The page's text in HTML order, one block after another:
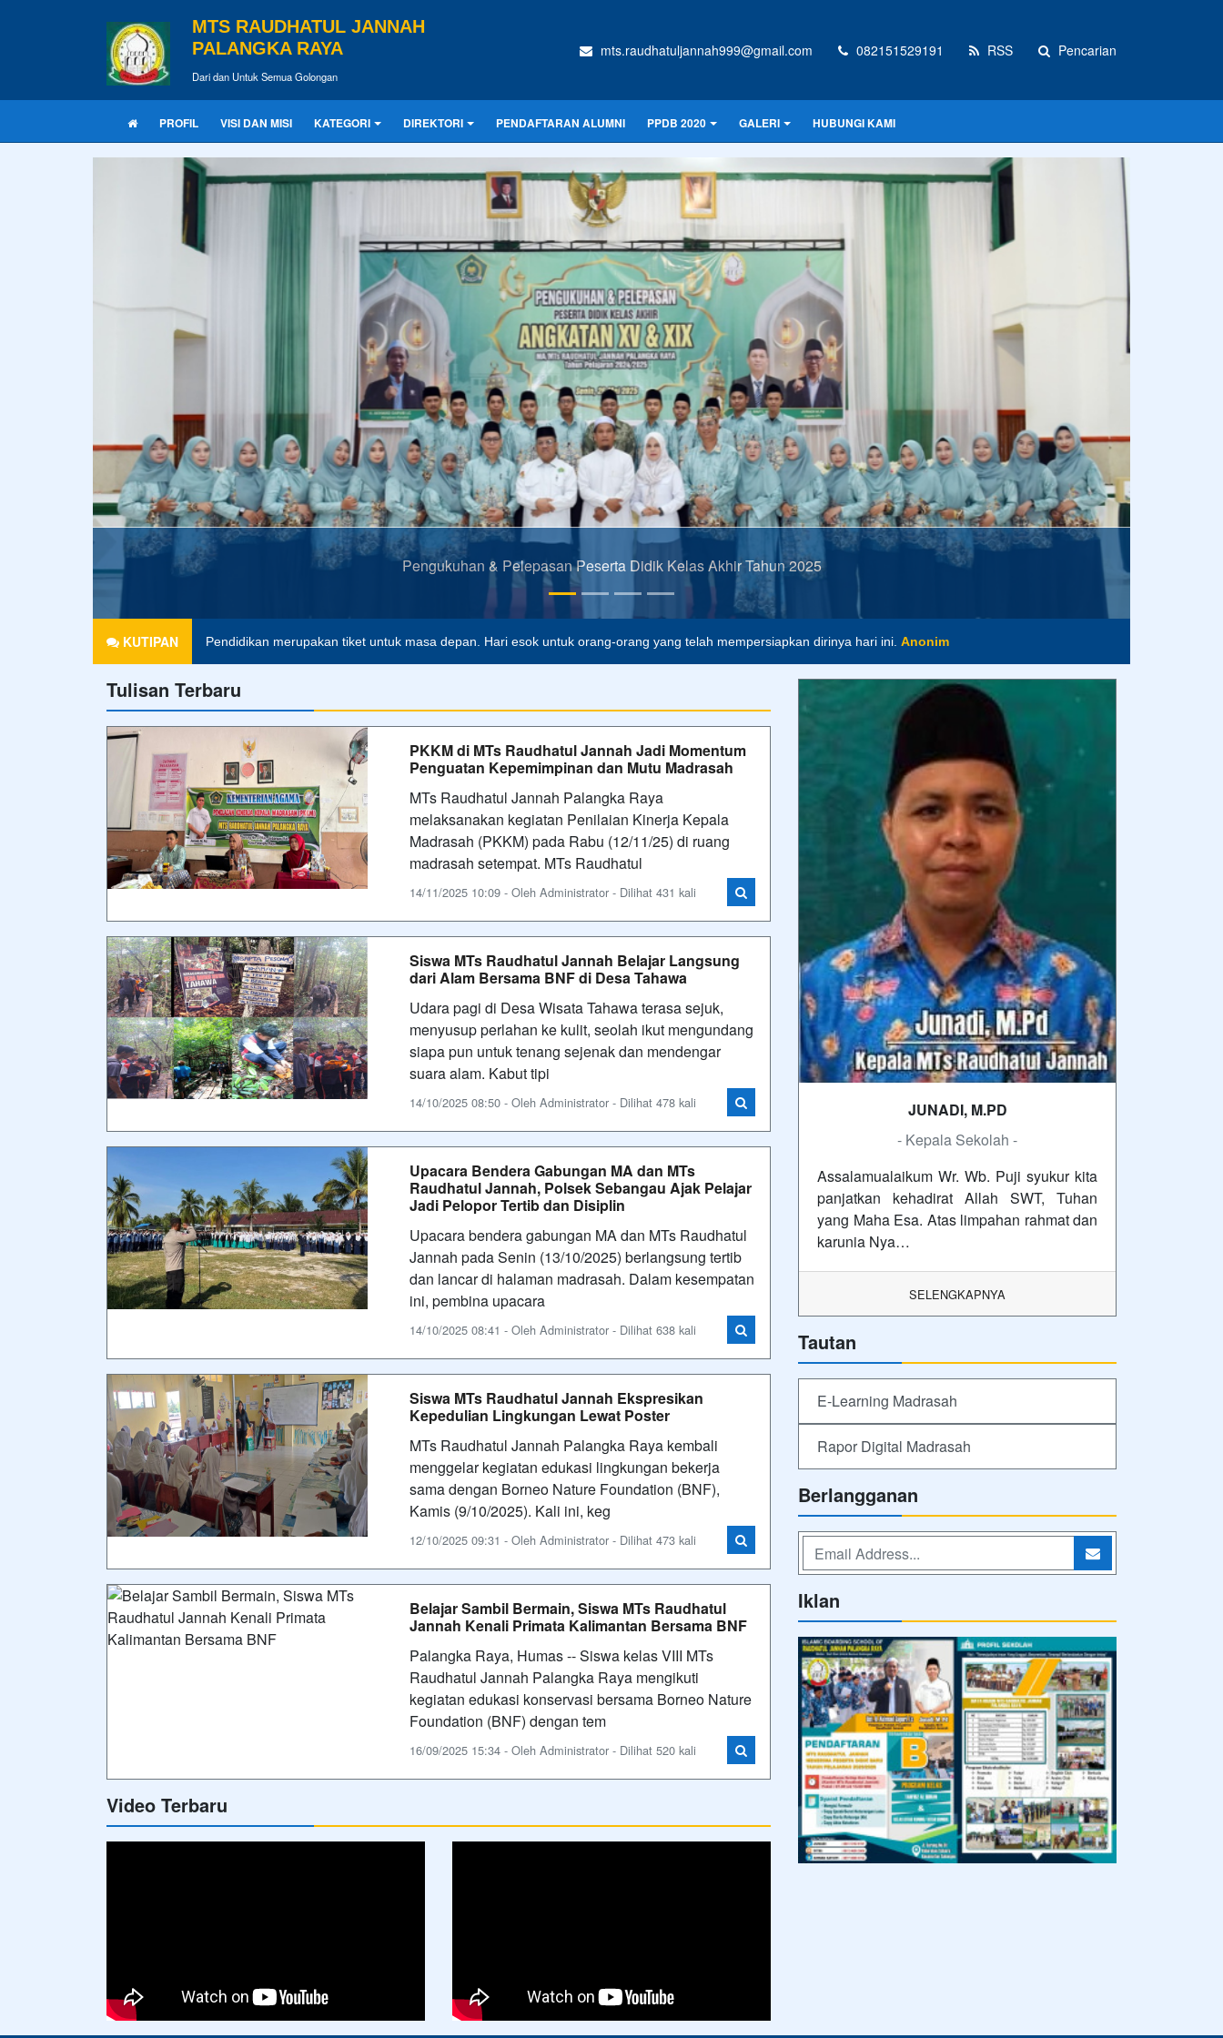
MTS RAUDHATUL JANNAH
PALANGKA RAYA
Dari dan Untuk Semua Golongan
mts.raudhatuljannah999@gmail.com 082151529191 RSS Pencarian
PROFIL VISI DAN MISI KATEGORI DIREKTORI PENDAFTARAN ALUMNI PPDB 2020 GALERI HUBUNGI KAMI
Pengukuhan & Pelepasan Peserta Didik Kelas Akhir Tahun 2025
KUTIPAN
Tulisan Terbaru
PKKM di MTs Raudhatul Jannah Jadi Momentum
Penguatan Kepemimpinan dan Mutu Madrasah
MTs Raudhatul Jannah Palangka Raya
melaksanakan kegiatan Penilaian Kinerja Kepala
Madrasah (PKKM) pada Rabu (12/11/25) di ruang
madrasah setempat. MTs Raudhatul
14/11/2025 10:09 - Oleh Administrator - Dilihat 431 kali
Siswa MTs Raudhatul Jannah Belajar Langsung
dari Alam Bersama BNF di Desa Tahawa
Udara pagi di Desa Wisata Tahawa terasa sejuk,
menyusup perlahan ke kulit, seolah ikut mengundang
siapa pun untuk tenang sejenak dan mendengar
suara alam. Kabut tipi
14/10/2025 08:50 - Oleh Administrator - Dilihat 478 kali
Upacara Bendera Gabungan MA dan MTs
Raudhatul Jannah, Polsek Sebangau Ajak Pelajar
Jadi Pelopor Tertib dan Disiplin
Upacara bendera gabungan MA dan MTs Raudhatul
Jannah pada Senin (13/10/2025) berlangsung tertib
dan lancar di halaman madrasah. Dalam kesempatan
ini, pembina upacara
14/10/2025 08:41 - Oleh Administrator - Dilihat 638 kali
Siswa MTs Raudhatul Jannah Ekspresikan
Kepedulian Lingkungan Lewat Poster
MTs Raudhatul Jannah Palangka Raya kembali
menggelar kegiatan edukasi lingkungan bekerja
sama dengan Borneo Nature Foundation (BNF),
Kamis (9/10/2025). Kali ini, keg
12/10/2025 09:31 - Oleh Administrator - Dilihat 473 kali
Belajar Sambil Bermain, Siswa MTs Raudhatul
Jannah Kenali Primata Kalimantan Bersama BNF
Palangka Raya, Humas -- Siswa kelas VIII MTs
Raudhatul Jannah Palangka Raya mengikuti
kegiatan edukasi konservasi bersama Borneo Nature
Foundation (BNF) dengan tem
16/09/2025 15:34 - Oleh Administrator - Dilihat 520 kali
Video Terbaru
JUNADI, M.PD
- Kepala Sekolah -
Assalamualaikum Wr. Wb. Puji syukur kita
panjatkan kehadirat Allah SWT, Tuhan
yang Maha Esa. Atas limpahan rahmat dan
karunia Nya…
SELENGKAPNYA
Tautan
E-Learning Madrasah
Rapor Digital Madrasah
Berlangganan
Iklan